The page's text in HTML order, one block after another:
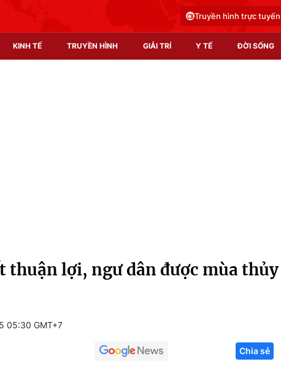
Truyền hình trực tuyến
KINH TẾ TRUYỀN HÌNH GIẢI TRÍ Y TẾ ĐỜI SỐNG
Infographic
Tuyển sinh
Hitech Công
thuận lợi, ngư dân được mùa thủy
05:30 GMT+7
Chia sẻ